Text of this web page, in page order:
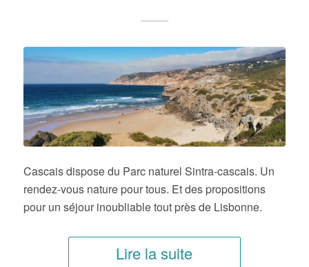
Cascais dispose du Parc naturel Sintra-cascais. Un
rendez-vous nature pour tous. Et des propositions
pour un séjour inoubliable tout près de Lisbonne.
Lire la suite